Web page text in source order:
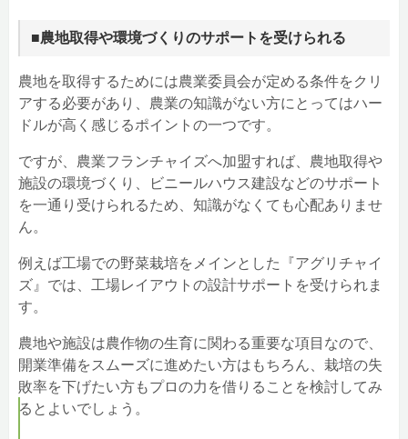
■農地取得や環境づくりのサポートを受けられる
農地を取得するためには農業委員会が定める条件をクリ
アする必要があり、農業の知識がない方にとってはハー
ドルが高く感じるポイントの一つです。
ですが、農業フランチャイズへ加盟すれば、農地取得や
施設の環境づくり、ビニールハウス建設などのサポート
を一通り受けられるため、知識がなくても心配ありませ
ん。
例えば工場での野菜栽培をメインとした『アグリチャイ
ズ』では、工場レイアウトの設計サポートを受けられま
す。
農地や施設は農作物の生育に関わる重要な項目なので、
開業準備をスムーズに進めたい方はもちろん、栽培の失
敗率を下げたい方もプロの力を借りることを検討してみ
るとよいでしょう。